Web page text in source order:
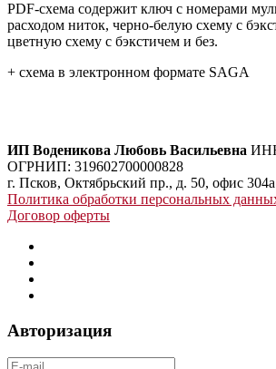
PDF-схема содержит ключ с номерами
расходом ниток, черно-белую схему с
цветную схему с бэкстичем и без.
+ схема в электронном формате SAGA
ИП Воденикова Любовь Васильевна
ОГРНИП: 319602700000828
г. Псков, Октябрьский пр., д. 50, офис 304а
Политика обработки персональных
Договор оферты
Авторизация